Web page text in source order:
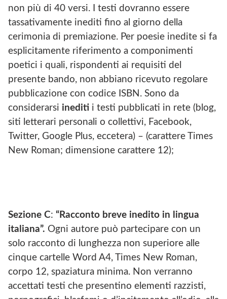
non più di 40 versi.
I testi dovranno essere
tassativamente inediti fino al giorno della
cerimonia di premiazione. Per poesie inedite si fa
esplicitamente riferimento a componimenti
poetici i quali, rispondenti ai requisiti del
presente bando, non abbiano ricevuto regolare
pubblicazione con codice ISBN. Sono da
considerarsi inediti i testi pubblicati in rete (blog,
siti letterari personali o collettivi, Facebook,
Twitter, Google Plus, eccetera) – (carattere Times
New Roman; dimensione carattere 12);
Sezione C: “Racconto breve inedito in lingua
italiana”. Ogni autore può partecipare con un
solo racconto di lunghezza non superiore alle
cinque cartelle Word A4, Times New Roman,
corpo 12, spaziatura minima. Non verranno
accettati testi che presentino elementi razzisti,